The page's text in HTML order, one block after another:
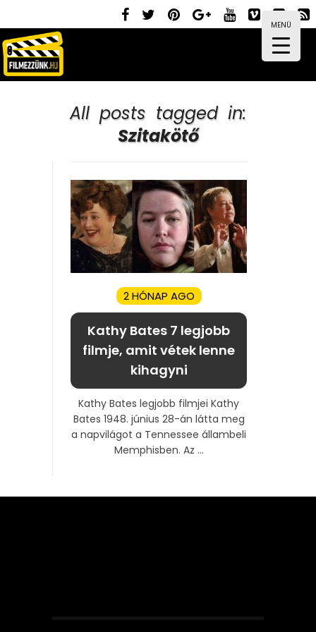
MENÜ
All posts tagged in:
Szitakötő
2 HÓNAP AGO
Kathy Bates 7 legjobb
filmje, amit vétek lenne
kihagyni
Kathy Bates legjobb filmjei Kathy
Bates 1948. június 28-án látta meg
a napvilágot a Tennessee állambeli
Memphisben. Az ...